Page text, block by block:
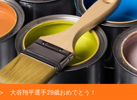
大谷翔平選手29歳おめでとう！